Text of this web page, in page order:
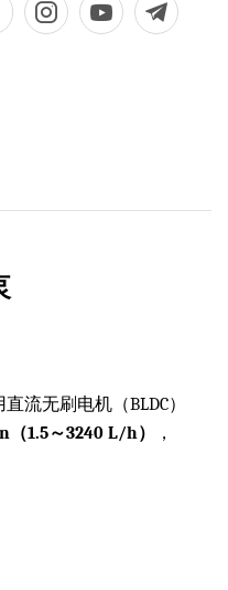
直流无刷电机（BLDC）
1.5～3240 L/h）
，